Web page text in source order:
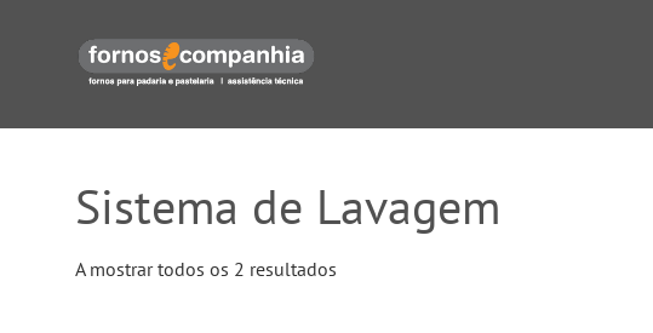
Sistema de Lavagem
A mostrar todos os 2 resultados